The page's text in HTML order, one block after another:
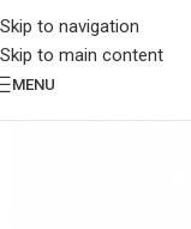
Skip to navigation
Skip to main content
MENU